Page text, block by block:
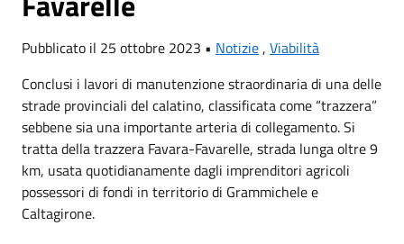
Pubblicato il 25 ottobre 2023 • Notizie, Viabilità
Conclusi i lavori di manutenzione straordinaria di una delle
strade provinciali del calatino, classificata come “trazzera”
sebbene sia una importante arteria di collegamento. Si
tratta della trazzera Favara-Favarelle, strada lunga oltre 9
km, usata quotidianamente dagli imprenditori agricoli
possessori di fondi in territorio di Grammichele e
Caltagirone.